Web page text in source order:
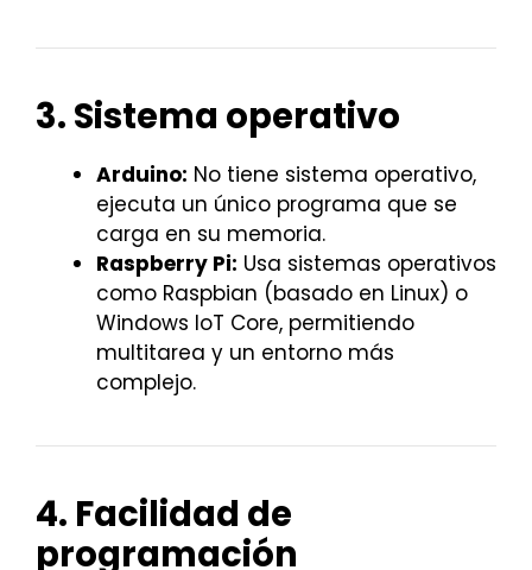
3. Sistema operativo
Arduino: No tiene sistema operativo,
ejecuta un único programa que se
carga en su memoria.
Raspberry Pi: Usa sistemas operativos
como Raspbian (basado en Linux) o
Windows IoT Core, permitiendo
multitarea y un entorno más
complejo.
4. Facilidad de
programación